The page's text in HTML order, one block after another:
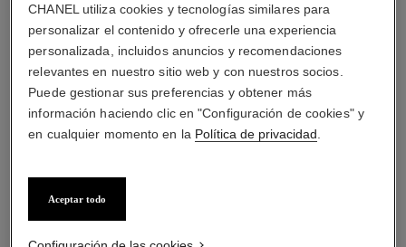
LA COMBINACIÓN PERFECTA
CHANEL utiliza cookies y tecnologías similares para
personalizar el contenido y ofrecerle una experiencia
personalizada, incluidos anuncios y recomendaciones
relevantes en nuestro sitio web y con nuestros socios.
Puede gestionar sus preferencias y obtener más
información haciendo clic en "Configuración de cookies" y
en cualquier momento en la Política de privacidad
Aceptar todo